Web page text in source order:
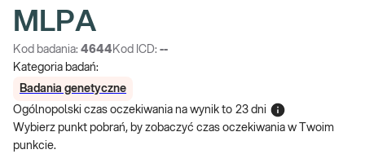
MLPA
Kod badania: 4644 Kod ICD: --
Kategoria badań:
Badania genetyczne
Ogólnopolski czas oczekiwania na wynik to 23 dni
Wybierz punkt pobrań, by zobaczyć czas oczekiwania w Twoim
punkcie.